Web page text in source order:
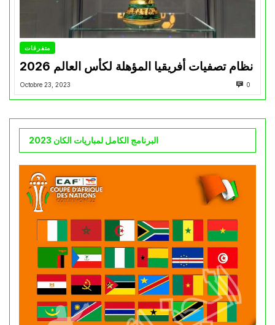
متفرقات
نظام تصفيات أفريقيا المؤهلة لكأس العالم 2026
Octobre 23, 2023 0
البرنامج الكامل لمباريات الكان 2023